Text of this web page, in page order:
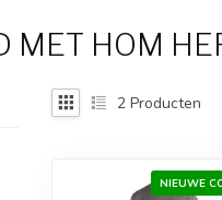
MET HOM
2 Producten
NIEUWE